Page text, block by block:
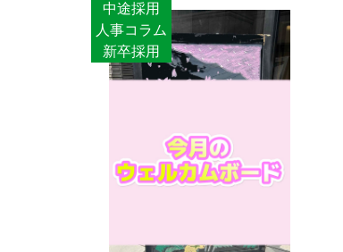
中途採用
人事コラム
新卒採用